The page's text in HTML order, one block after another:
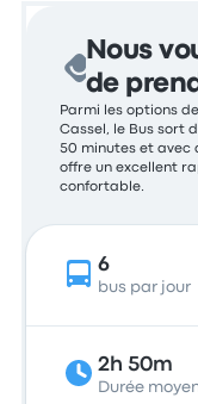
Nous
de
Parmi les options
Cassel, le Bus sort
50 minutes et avec
offre un excellent
confortable.
6
bus par jour
2h 50m
Durée